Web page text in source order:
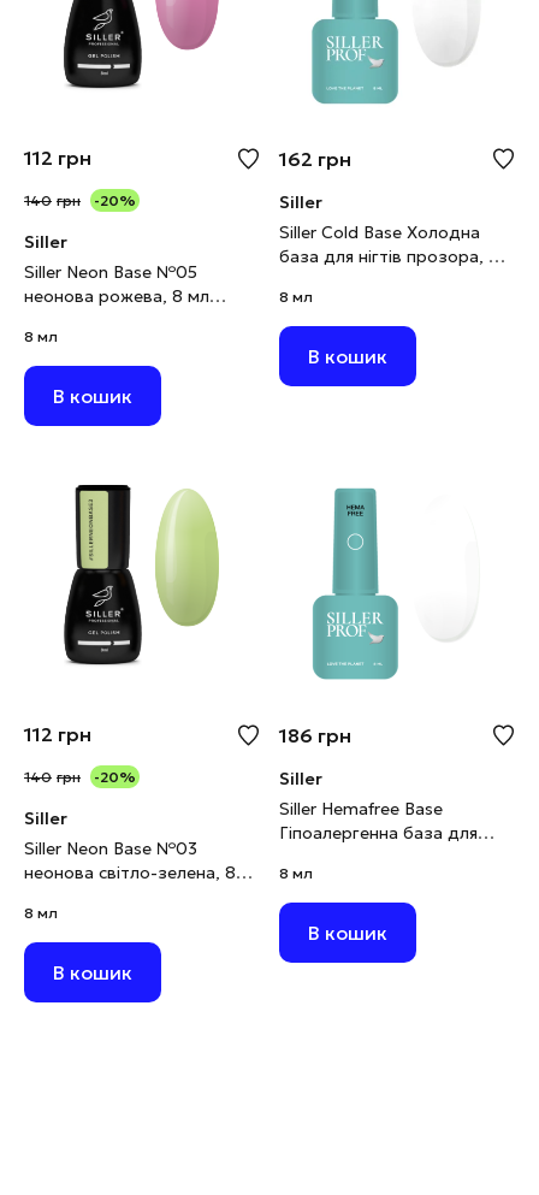
112 грн
140 грн -20%
Siller
Siller Neon Base №05
неонова рожева, 8 мл
8 мл
В кошик
162 грн
Siller
Siller Cold Base Холодна
база для нігтів прозора, 8
8 мл
В кошик
112 грн
140 грн -20%
Siller
Siller Neon Base №03
неонова світло-зелена, 8
8 мл
В кошик
186 грн
Siller
Siller Hemafree Base
Гіпоалергенна база для
8 мл
В кошик